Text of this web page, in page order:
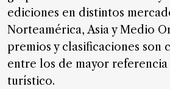
ediciones en distintos
Norteamérica, Asia y Medio
premios y clasificaciones son
entre los de mayor
turístico.